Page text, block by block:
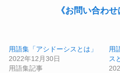
《お問い合わせ
用語集「アシドーシスとは」
2022年12月30日
用語集記事
用
ス